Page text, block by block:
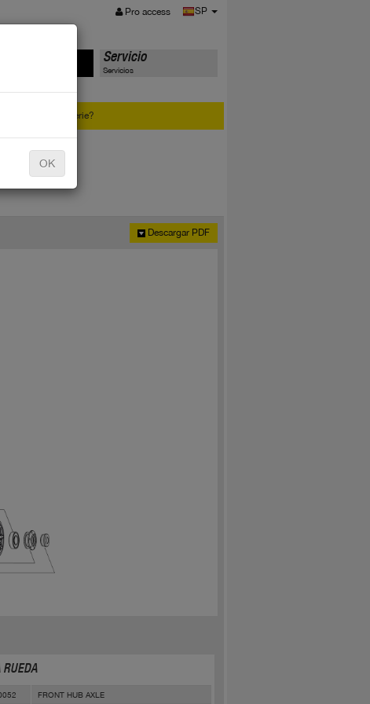
Pro access SP MENÚ
Servicio
Servicios
el número de serie?
Descargar PDF
FRONT HUB AXLE
OK